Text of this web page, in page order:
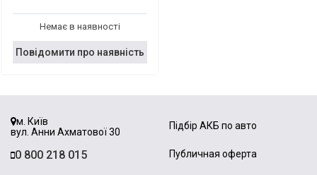
Немає в наявності
Повідомити про наявність
м. Київ
вул. Анни Ахматової 30
0 800 218 015
Підбір АКБ по авто
Публичная оферта